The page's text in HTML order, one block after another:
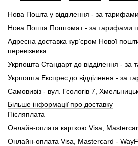
Нова Пошта у відділення - за тарифами
Нова Пошта Поштомат - за тарифами
Адресна доставка кур’єром Нової
перевізника
Укрпошта Стандарт до відділення - за
Укрпошта Експрес до відділення - за
Самовивіз - вул. Геологів 7,
Більше інформації про доставку
Післяплата
Онлайн-оплата карткою Visa,
Онлайн-оплата Visa, Mastercard -